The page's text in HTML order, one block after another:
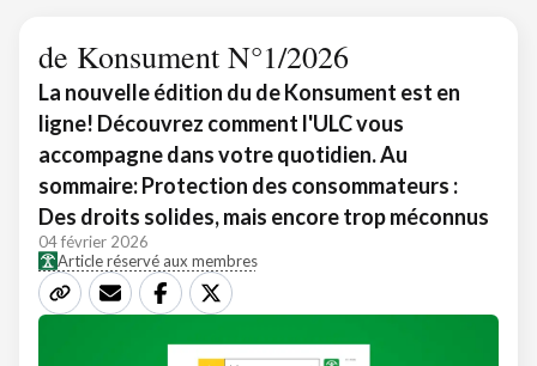
de Konsument N°1/2026
La nouvelle édition du de Konsument est en
ligne! Découvrez comment l'ULC vous
accompagne dans votre quotidien. Au
sommaire: Protection des consommateurs :
Des droits solides, mais encore trop méconnus
04 février 2026
Article réservé aux membres